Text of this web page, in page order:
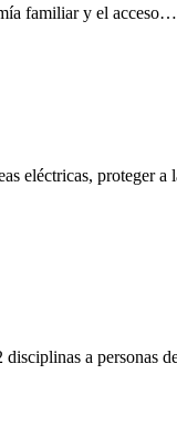
familiar y el acceso…
eléctricas, proteger
disciplinas a personas